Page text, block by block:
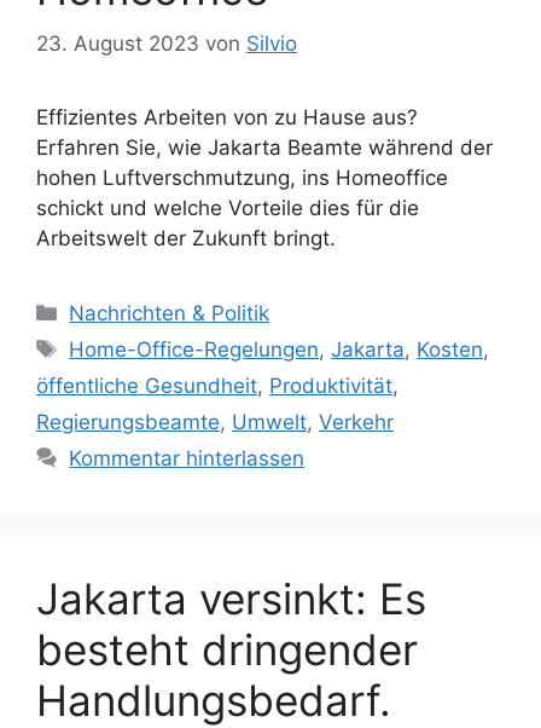
23. August 2023 von Silvio
Effizientes Arbeiten von zu Hause aus?
Erfahren Sie, wie Jakarta Beamte während der
hohen Luftverschmutzung, ins Homeoffice
schickt und welche Vorteile dies für die
Arbeitswelt der Zukunft bringt.
K
a
e
g
o
Nachrichten & Politik
S
l
a
r
t
e
Home-Office-Regelungen,Jakarta, Kosten,
öffentliche Gesundheit, Produktivität,
Regierungsbeamte, Umwelt, Verkehr
Kommentar hinterlassen
Jakarta versinkt: Es
besteht dringender
Handlungsbedarf.